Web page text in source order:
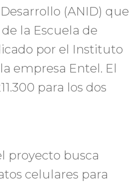
(ANID) que
la Escuela de
por el Instituto
empresa Entel. El
para los dos
proyecto busca
celulares para